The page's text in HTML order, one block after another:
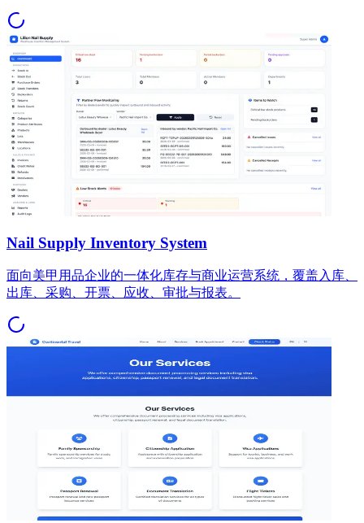
Nail Supply Inventory System
面向美甲用品企业的一体化库存与商业运营系统，覆盖入库、
出库、采购、开票、应收、审批与报表。